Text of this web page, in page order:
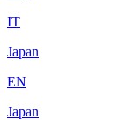
IT
Japan
EN
Japan